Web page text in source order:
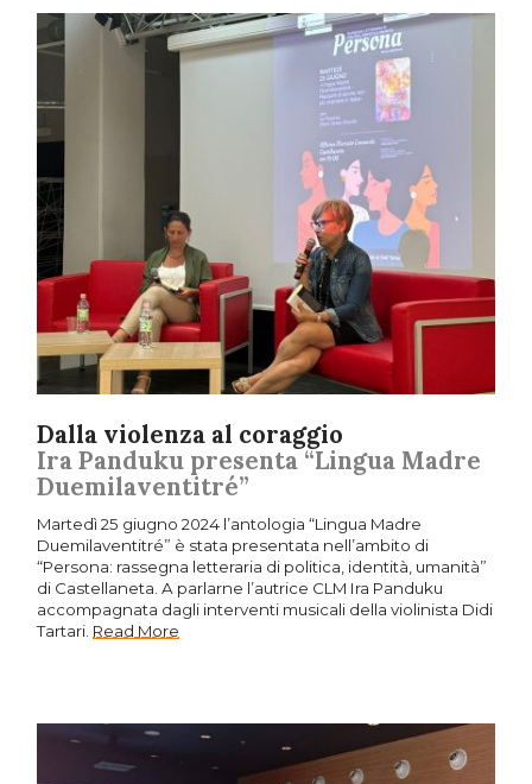
Dalla violenza al coraggio
Ira Panduku presenta “Lingua Madre
Duemilaventitré”
Martedì 25 giugno 2024 l’antologia “Lingua Madre
Duemilaventitré” è stata presentata nell’ambito di
“Persona: rassegna letteraria di politica, identità, umanità”
di Castellaneta. A parlarne l’autrice CLM Ira Panduku
accompagnata dagli interventi musicali della violinista Didi
Tartari. Read More